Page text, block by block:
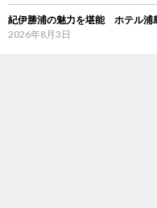
紀伊勝浦の魅力を堪能 ホテル浦
2026年8月3日